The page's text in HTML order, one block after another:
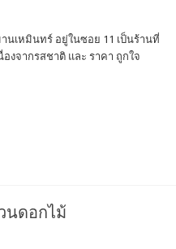
นเหมินทร์ อยู่ในซอย 11 เป็นร้านที่
งจากรสชาติ และ ราคา ถูกใจ
นดอกไม้